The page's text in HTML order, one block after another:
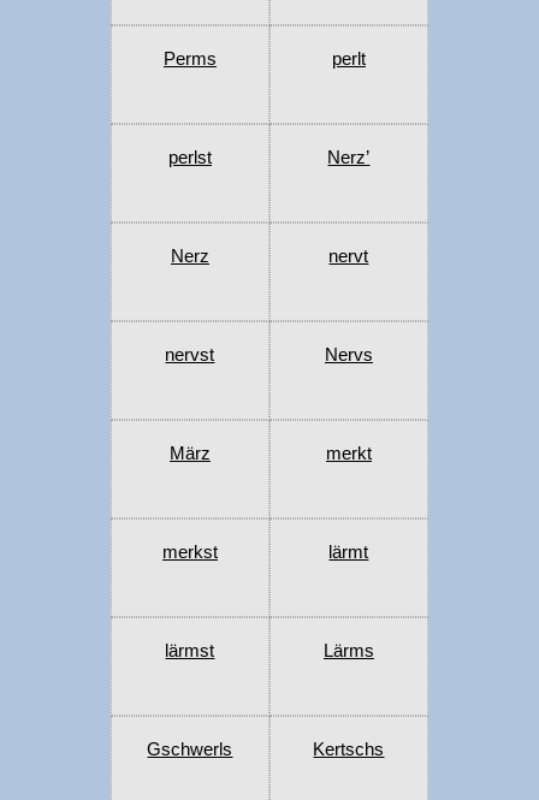
Perms perlt
perlst Nerz’
Nerz nervt
nervst Nervs
März merkt
merkst lärmt
lärmst Lärms
Gschwerls Kertschs